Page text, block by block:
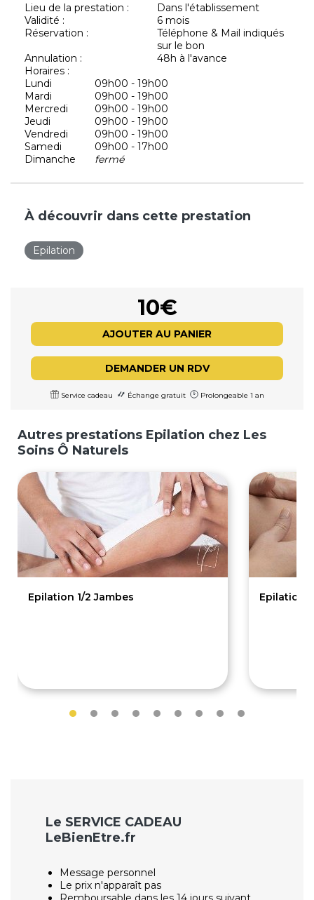
Lieu de la prestation :
Dans l'établissement
Validité :
6 mois
Réservation :
Téléphone & Mail indiqués
sur le bon
Annulation :
48h à l'avance
Horaires :
Lundi
09h00 - 19h00
Mardi
09h00 - 19h00
Mercredi
09h00 - 19h00
Jeudi
09h00 - 19h00
Vendredi
09h00 - 19h00
Samedi
09h00 - 17h00
Dimanche
fermé
À découvrir dans cette prestation
Epilation
10€
AJOUTER AU PANIER
DEMANDER UN RDV
Service cadeau Échange gratuit Prolongeable 1 an
Autres prestations Epilation chez Les
Soins Ô Naturels
Epilation 1/2 Jambes Epilation
Le SERVICE CADEAU
LeBienEtre.fr
Message personnel
Le prix n'apparaît pas